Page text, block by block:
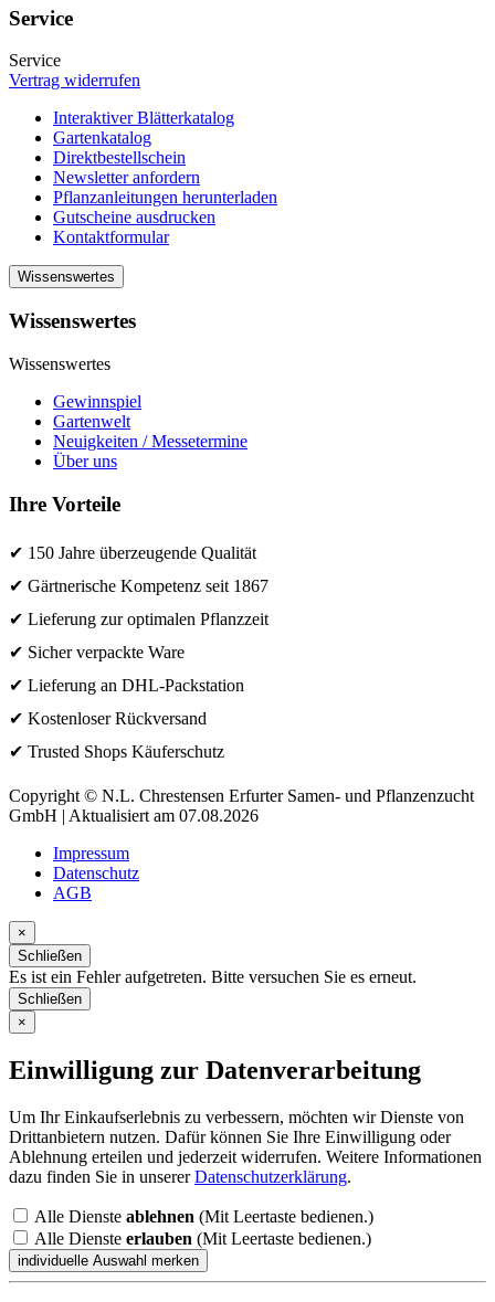
Service
Service
Vertrag widerrufen
Interaktiver Blätterkatalog
Gartenkatalog
Direktbestellschein
Newsletter anfordern
Pflanzanleitungen herunterladen
Gutscheine ausdrucken
Kontaktformular
Wissenswertes
Wissenswertes
Wissenswertes
Gewinnspiel
Gartenwelt
Neuigkeiten / Messetermine
Über uns
Ihre Vorteile
✔ 150 Jahre überzeugende Qualität
✔ Gärtnerische Kompetenz seit 1867
✔ Lieferung zur optimalen Pflanzzeit
✔ Sicher verpackte Ware
✔ Lieferung an DHL-Packstation
✔ Kostenloser Rückversand
✔ Trusted Shops Käuferschutz
Copyright © N.L. Chrestensen Erfurter Samen- und Pflanzenzucht
GmbH | Aktualisiert am 07.08.2026
Impressum
Datenschutz
AGB
×
Schließen
Es ist ein Fehler aufgetreten. Bitte versuchen Sie es erneut.
Schließen
×
Einwilligung zur Datenverarbeitung
Um Ihr Einkaufserlebnis zu verbessern, möchten wir Dienste von
Drittanbietern nutzen. Dafür können Sie Ihre Einwilligung oder
Ablehnung erteilen und jederzeit widerrufen. Weitere Informationen
dazu finden Sie in unsererDatenschutzerklärung.
Alle Dienste ablehnen (Mit Leertaste bedienen.)
Alle Dienste erlauben (Mit Leertaste bedienen.)